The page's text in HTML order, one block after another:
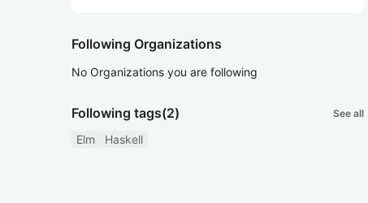
Following Organizations
No Organizations you are following
Following tags(2) See all
Elm Haskell